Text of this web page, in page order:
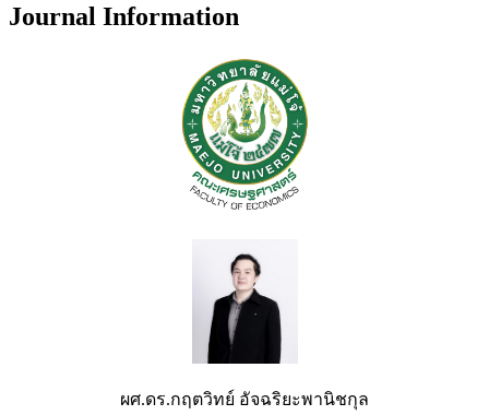
Journal Information
ผศ.ดร.กฤตวิทย์ อัจฉริยะพานิชกุล